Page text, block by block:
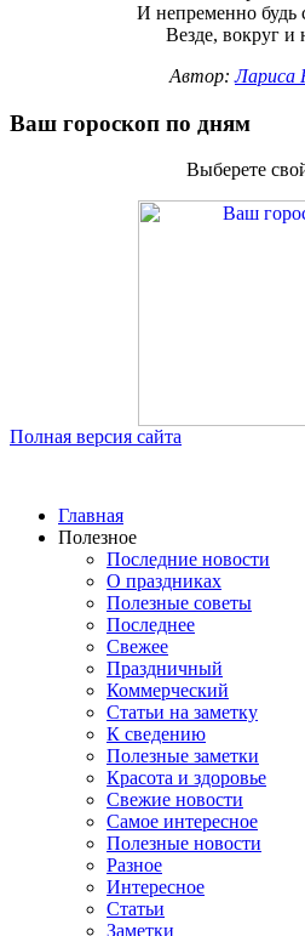
И непременно будь
Везде, вокруг и
Автор:Лариса
Ваш гороскоп по дням
Выберете
Полная версия сайта
Главная
Полезное
Последние новости
О праздниках
Полезные советы
Последнее
Свежее
Праздничный
Коммерческий
Статьи на заметку
К сведению
Полезные заметки
Красота и здоровье
Свежие новости
Самое интересное
Полезные новости
Разное
Интересное
Статьи
Заметки